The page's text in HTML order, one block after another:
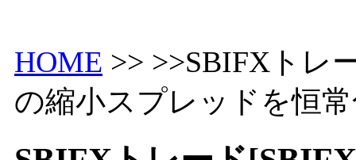
HOME >> >>SBIFXトレ
の縮小スプレッドを恒